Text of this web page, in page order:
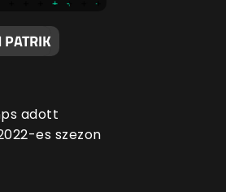
adott
es szezon